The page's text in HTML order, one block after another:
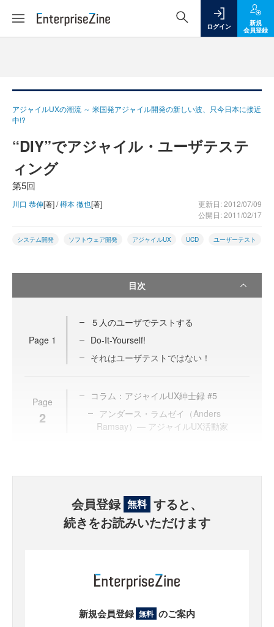
ログイン
新規
会員登録
アジャイルUXの潮流 ～ 米国発アジャイル開発の新しい波、只今日本に接近
中!?
“DIY”でアジャイル・ユーザテステ
ィング
第5回
川口 恭伸[著] /樽本 徹也[著]
更新日: 2012/07/09
公開日: 2011/02/17
システム開発 ソフトウェア開発 アジャイルUX UCD ユーザーテスト
目次
Page 1
５人のユーザでテストする
Do-It-Yourself!
それはユーザテストではない！
Page
2
コラム：アジャイルUX紳士録 #5
アンダース・ラムゼイ（Anders
Ramsay）― アジャイルUX活動家
会員登録 無料 すると、
続きをお読みいただけます
新規会員登録 無料 のご案内